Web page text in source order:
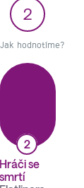
2
hodnotíme?
2
Hráči se
smrtí